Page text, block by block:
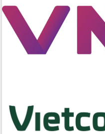
Hội nghị Báo cáo viên Trung ương
tháng 01/2026
Phó Thủ tướng Hồ Quốc Dũng đánh giá
cao kết quả Chiến dịch Quang Trung
tại Đắk Lắk
biển
Gỡ khó, khởi công xây dựng, sửa chữa
toàn bộ nhà ở cho hộ dân đúng tiến độ